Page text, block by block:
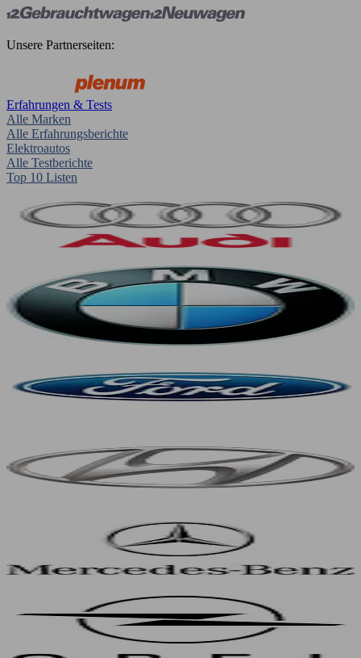
Unsere Partnerseiten:
Erfahrungen & Tests
Alle Marken
Alle Erfahrungsberichte
Elektroautos
Alle Testberichte
Top 10 Listen